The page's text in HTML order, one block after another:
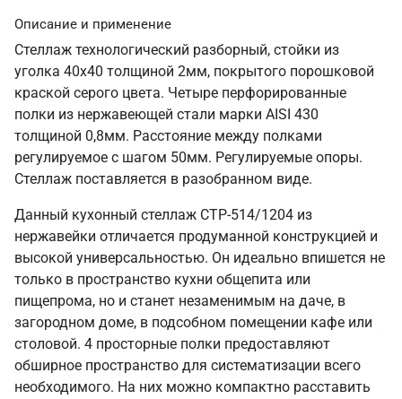
Описание и применение
Стеллаж технологический разборный, стойки из
уголка 40х40 толщиной 2мм, покрытого порошковой
краской серого цвета. Четыре перфорированные
полки из нержавеющей стали марки AISI 430
толщиной 0,8мм. Расстояние между полками
регулируемое с шагом 50мм. Регулируемые опоры.
Стеллаж поставляется в разобранном виде.
Данный кухонный стеллаж СТР-514/1204 из
нержавейки отличается продуманной конструкцией и
высокой универсальностью. Он идеально впишется не
только в пространство кухни общепита или
пищепрома, но и станет незаменимым на даче, в
загородном доме, в подсобном помещении кафе или
столовой. 4 просторные полки предоставляют
обширное пространство для систематизации всего
необходимого. На них можно компактно расставить